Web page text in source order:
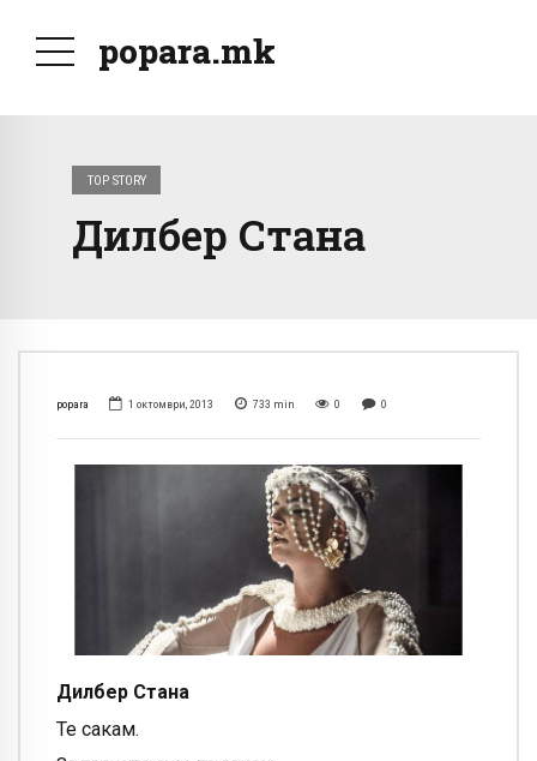
popara.mk
TOP STORY
Дилбер Стана
popara 1 октомври, 2013 733 min 0 0
Дилбер Стана
Те сакам.